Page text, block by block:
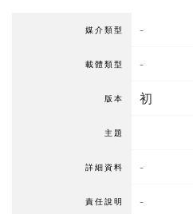
媒介類型 -
載體類型 -
版本 初
主題
詳細資料 -
責任說明 -